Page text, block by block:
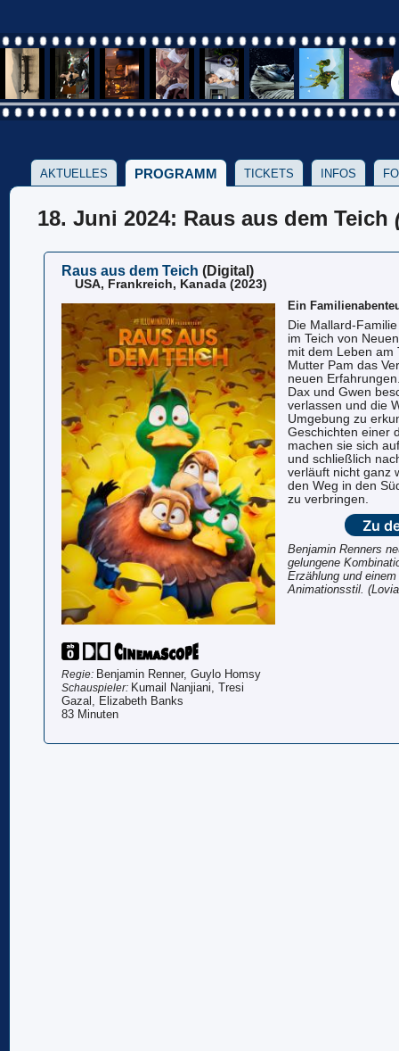
AKTUELLES PROGRAMM TICKETS INFOS
18. Juni 2024: Raus aus dem Teich
Raus aus dem Teich (Digital)
USA, Frankreich, Kanada (2023)
Regie: Benjamin Renner, Guylo Homsy
Schauspieler: Kumail Nanjiani, Tresi
Gazal, Elizabeth Banks
83 Minuten
Ein
Die Mallard-
im Teich von
mit dem Leben am
Mutter Pam das
neuen
Dax und Gwen
verlassen und die
Umgebung zu
Geschichten einer
machen sie sich
und schließlich
verläuft nicht ganz
den Weg in den
zu verbringen.
Zu
Benjamin Renners
gelungene
Erzählung und
Animationsstil.